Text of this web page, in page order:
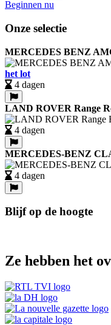
Beginnen nu
Onze selectie
MERCEDES BENZ
het lot
4 dagen
LAND ROVER Range
4 dagen
MERCEDES-BENZ
4 dagen
Blijf op de hoogte
Ze hebben het